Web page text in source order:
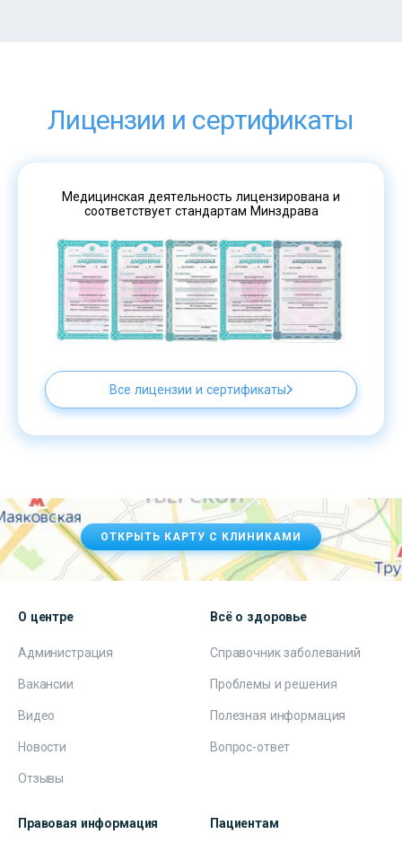
Лицензии и сертификаты
Медицинская деятельность лицензирована и
соответствует стандартам Минздрава
Все лицензии и сертификаты
ОТКРЫТЬ КАРТУ С КЛИНИКАМИ
О центре
Администрация
Вакансии
Видео
Новости
Отзывы
Всё о здоровье
Справочник заболеваний
Проблемы и решения
Полезная информация
Вопрос-ответ
Правовая информация Пациентам